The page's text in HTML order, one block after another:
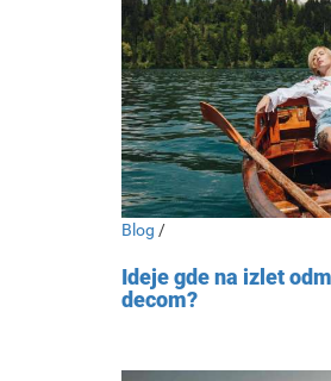
Blog /
Ideje gde na izlet
decom?